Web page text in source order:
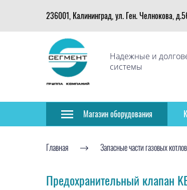
236001, Калининград, ул. Ген. Челнокова,
Надежные и
системы
Магазин оборудования
Главная Запасные части газовых котлов
Предохранительный клапан